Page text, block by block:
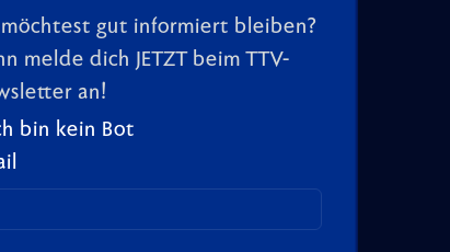
gut informiert bleiben?
melde dich JETZT beim TTV-
an!
bin kein Bot